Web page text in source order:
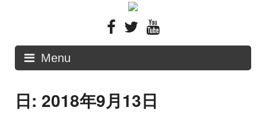
Menu
日: 2018年9月13日